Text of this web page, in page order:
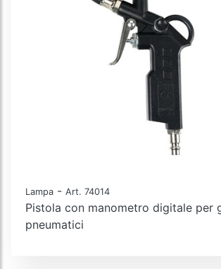
Lampa - Art. 74014
Pistola con manometro digitale per
pneumatici